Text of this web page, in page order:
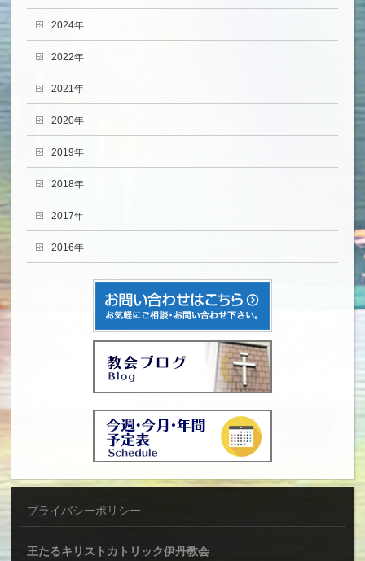
2024年
2022年
2021年
2020年
2019年
2018年
2017年
2016年
プライバシーポリシー
王たるキリストカトリック伊丹教会